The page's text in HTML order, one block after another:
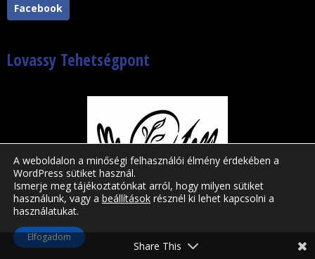
Facebook
Lovassy Tehetségpont
Lovassy László Gimnázium © 2019-2026|
WordPress motor | Divi sablon
A weboldalon a minőségi felhasználói élmény érdekében a
WordPress sütiket használ.
Ismerje meg tájékoztatónkat arról, hogy milyen sütiket
használunk, vagy a beállítások résznél ki lehet kapcsolni a
használatukat.
Elfogadom
Share This